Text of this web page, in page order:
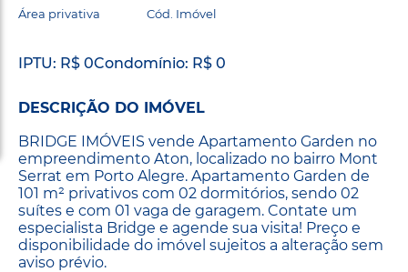
Área privativa Cód. Imóvel
IPTU: R$ 0Condomínio: R$ 0
DESCRIÇÃO DO IMÓVEL
BRIDGE IMÓVEIS vende Apartamento Garden no
empreendimento Aton, localizado no bairro Mont
Serrat em Porto Alegre. Apartamento Garden de
101 m² privativos com 02 dormitórios, sendo 02
suítes e com 01 vaga de garagem. Contate um
especialista Bridge e agende sua visita! Preço e
disponibilidade do imóvel sujeitos a alteração sem
aviso prévio.